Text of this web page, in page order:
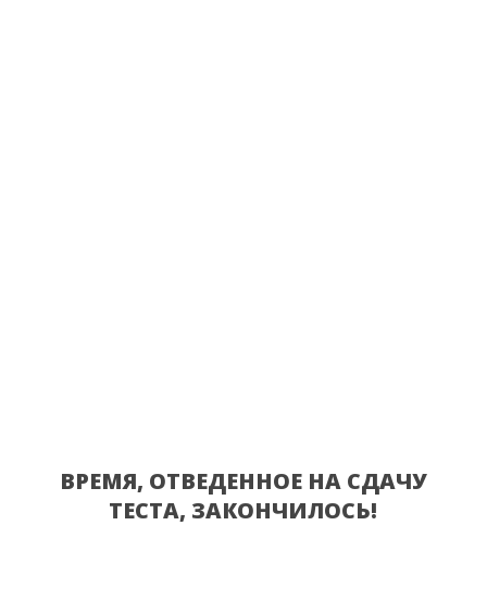
ВРЕМЯ, ОТВЕДЕННОЕ НА СДАЧУ
ТЕСТА, ЗАКОНЧИЛОСЬ!